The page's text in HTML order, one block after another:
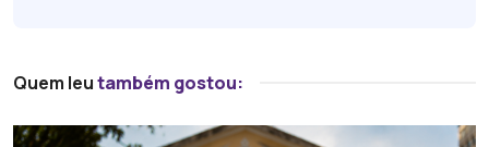
Quem leutambém gostou: